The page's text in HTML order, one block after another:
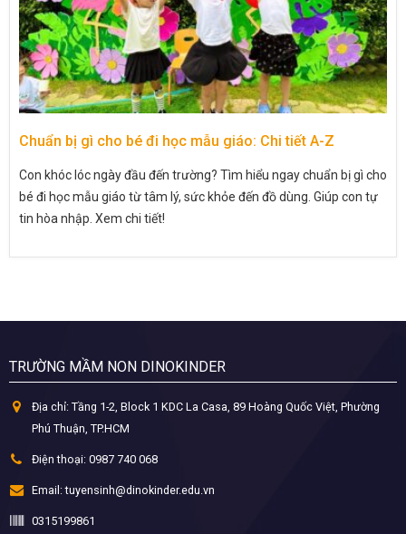
Chuẩn bị gì cho bé đi học mẫu giáo: Chi tiết A-Z
Con khóc lóc ngày đầu đến trường? Tìm hiểu ngay chuẩn bị gì cho
bé đi học mẫu giáo từ tâm lý, sức khỏe đến đồ dùng. Giúp con tự
tin hòa nhập. Xem chi tiết!
TRƯỜNG MẦM NON DINOKINDER
Địa chỉ: Tầng 1-2, Block 1 KDC La Casa, 89 Hoàng Quốc Việt, Phường
Phú Thuận, TP.HCM
Điện thoại: 0987 740 068
Email: tuyensinh@dinokinder.edu.vn
0315199861